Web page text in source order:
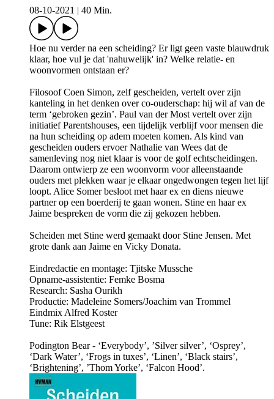
08-10-2021
40 Min.
Hoe nu verder na een scheiding? Er ligt geen vaste blauwdruk
klaar, hoe vul je dat 'nahuwelijk' in? Welke relatie- en
woonvormen ontstaan er?
Filosoof Coen Simon, zelf gescheiden, vertelt over zijn
kanteling in het denken over co-ouderschap: hij wil af van de
term ‘gebroken gezin’. Paul van der Most vertelt over zijn
initiatief Parentshouses, een tijdelijk verblijf voor mensen die
na hun scheiding op adem moeten komen. Als kind van
gescheiden ouders ervoer Nathalie van Wees dat de
samenleving nog niet klaar is voor de golf echtscheidingen.
Daarom ontwierp ze een woonvorm voor alleenstaande
ouders met plekken waar je elkaar ongedwongen tegen het lijf
loopt. Alice Somer besloot met haar ex en diens nieuwe
partner op een boerderij te gaan wonen. Stine en haar ex
Jaime bespreken de vorm die zij gekozen hebben.
Scheiden met Stine werd gemaakt door Stine Jensen. Met
grote dank aan Jaime en Vicky Donata.
Eindredactie en montage: Tjitske Mussche
Opname-assistentie: Femke Bosma
Research: Sasha Ourikh
Productie: Madeleine Somers/Joachim van Trommel
Eindmix Alfred Koster
Tune: Rik Elstgeest
Podington Bear - ‘Everybody’, ’Silver silver’, ‘Osprey’,
‘Dark Water’, ‘Frogs in tuxes’, ‘Linen’, ‘Black stairs’,
‘Brightening’, ’Thom Yorke’, ‘Falcon Hood’.